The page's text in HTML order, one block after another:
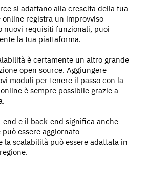
si adattano alla crescita della tua
registra un improvviso
nuovi requisiti funzionali, puoi
la tua piattaforma.
è certamente un altro grande
open source. Aggiungere
moduli per tenere il passo con la
è sempre possibile grazie a
e il back-end significa anche
essere aggiornato
la scalabilità può essere adattata in